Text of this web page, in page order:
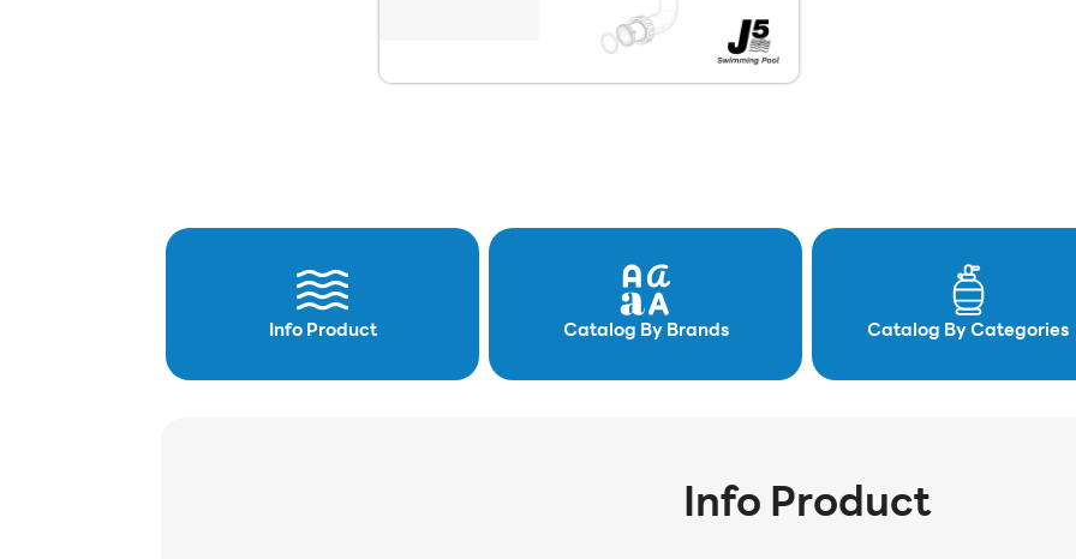
Info Product Catalog By Brands Catalog By Categories
Info Product